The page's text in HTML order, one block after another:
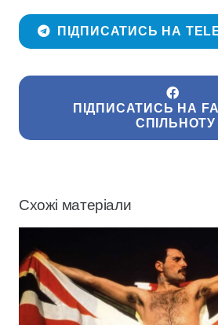
ПІДПИСАТИСЬ НА
ПІДПИСАТИСЬ НА
СПІЛЬНОТУ
Схожі матеріали